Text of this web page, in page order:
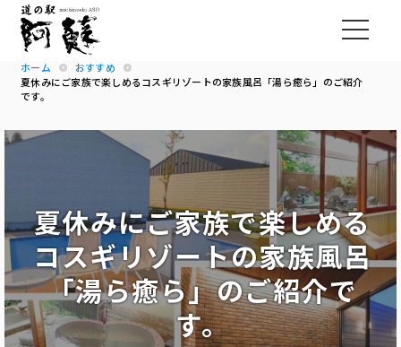
ホーム
おすすめ
夏休みにご家族で楽しめるコスギリゾートの家族風呂「湯ら癒ら」のご紹介
です。
夏休みにご家族で楽しめる
コスギリゾートの家族風呂
「湯ら癒ら」のご紹介で
す。